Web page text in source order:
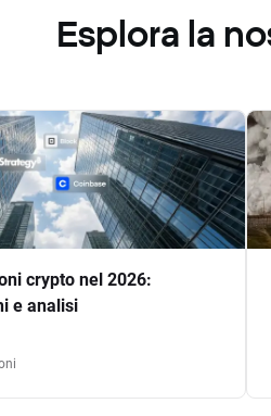
Esplora la
crypto nel 2026:
e analisi